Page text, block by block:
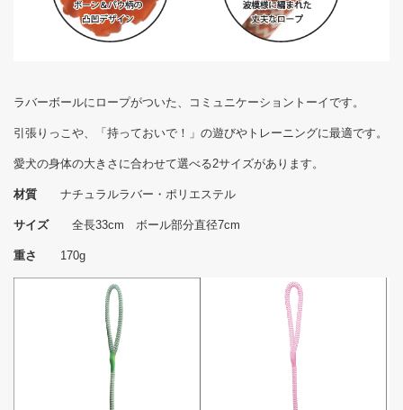
ラバーボールにロープがついた、コミュニケーショントーイです。
引張りっこや、「持っておいで！」の遊びやトレーニングに最適です。
愛犬の身体の大きさに合わせて選べる2サイズがあります。
材質 ナチュラルラバー・ポリエステル
サイズ全長33cm ボール部分直径7cm
重さ 170g